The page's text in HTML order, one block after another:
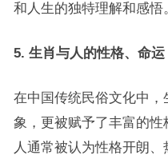
和人生的独特理解和感悟
5. 生肖与人的性格、命运
在中国传统民俗文化中
象，更被赋予了丰富的性
人通常被认为性格开朗